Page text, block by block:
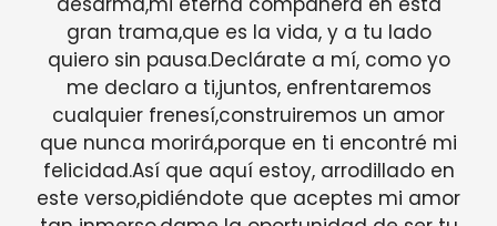
gran trama,que es la vida, y a tu lado
quiero sin pausa.Declárate a mí, como yo
me declaro a ti,juntos, enfrentaremos
cualquier frenesí,construiremos un amor
que nunca morirá,porque en ti encontré mi
felicidad.Así que aquí estoy, arrodillado en
este verso,pidiéndote que aceptes mi amor